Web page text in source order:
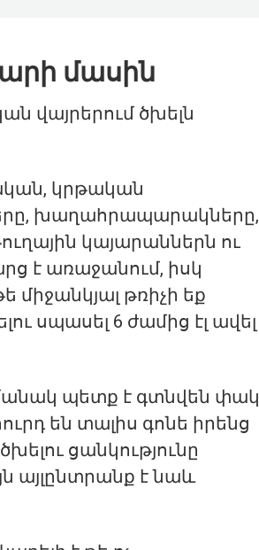
մասին
վայրերում ծխելն
կրթական
խաղահրապարակները,
կայարաններն ու
է առաջանում, իսկ
միջանկյալ թռիչի եք
սպասել 6 ժամից էլ ավել
պետք է գտնվեն փակ
են տալիս գոնե իրենց
ցանկությունը
այլընտրանք է նաև